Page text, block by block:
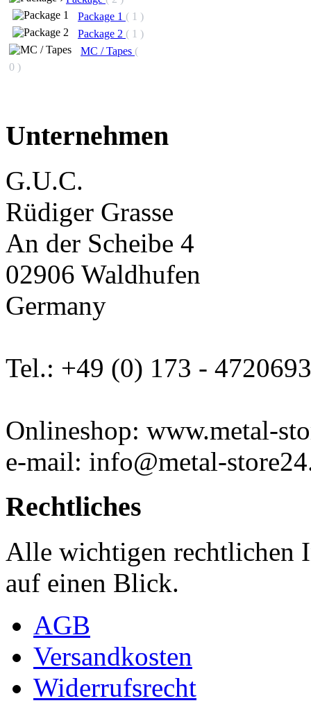
Package 1 ( 1 )
Package 2 ( 1 )
MC / Tapes (
0 )
Unternehmen
G.U.C.
Rüdiger Grasse
An der Scheibe 4
02906 Waldhufen
Germany
Tel.: +49 (0) 173 - 4720693
Onlineshop: www.metal-
e-mail: info@metal-
Rechtliches
Alle wichtigen rechtlichen
auf einen Blick.
AGB
Versandkosten
Widerrufsrecht